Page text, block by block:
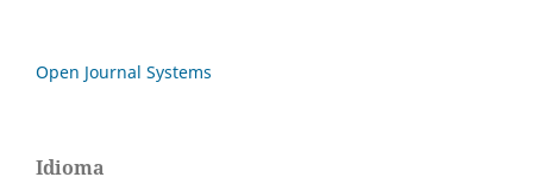
Open Journal Systems
Idioma